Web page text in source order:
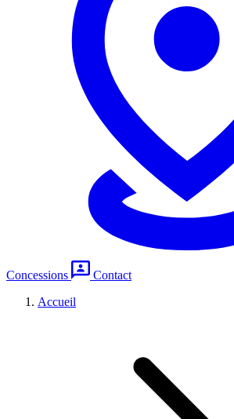
Concessions
Contact
Accueil